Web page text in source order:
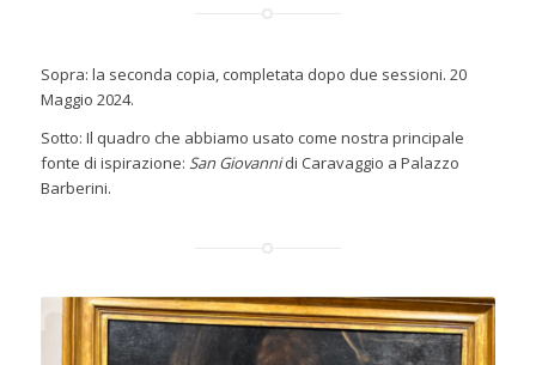
Sopra: la seconda copia, completata dopo due sessioni. 20
Maggio 2024.
Sotto: Il quadro che abbiamo usato come nostra principale
fonte di ispirazione: San Giovannidi Caravaggio a Palazzo
Barberini.